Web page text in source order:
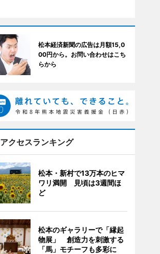
松本経済新聞の広告は月額15,0
00円から。お問い合わせはこち
らから
アクセスランキング
松本・新村で13万本のヒマ
ワリ満開 見頃は3週間ほ
ど
松本のギャラリーで「縁起
物展」 創造力を刺激する
「馬」モチーフも多彩に